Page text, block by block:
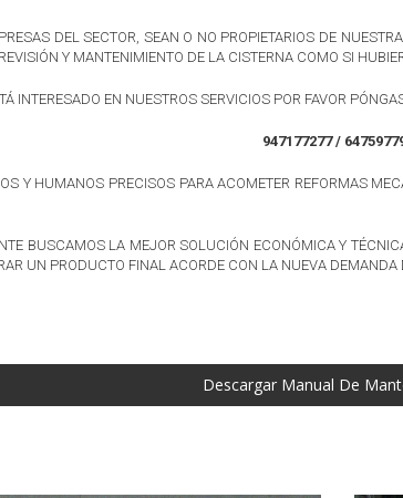
DEL SECTOR, SEAN O NO PROPIETARIOS DE
Y MANTENIMIENTO DE LA CISTERNA COMO SI
INTERESADO EN NUESTROS SERVICIOS POR FAVOR
947177277 /
Y HUMANOS PRECISOS PARA ACOMETER REFORMAS
BUSCAMOS LA MEJOR SOLUCIÓN ECONÓMICA Y
UN PRODUCTO FINAL ACORDE CON LA NUEVA DEMANDA
Descargar Manual De